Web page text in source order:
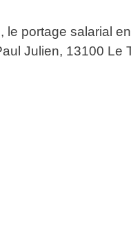
le portage salarial
Julien, 13100 Le